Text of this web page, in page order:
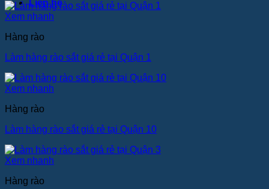
Liên hệ
Xem nhanh
Hàng rào
Làm hàng rào sắt giá rẻ tại Quận 1
Xem nhanh
Hàng rào
Làm hàng rào sắt giá rẻ tại Quận 10
Xem nhanh
Hàng rào